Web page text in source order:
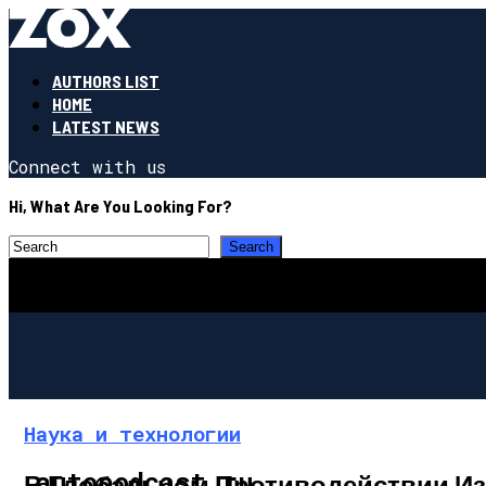
AUTHORS LIST
HOME
LATEST NEWS
Connect with us
Hi, What Are You Looking For?
Наука и технологии